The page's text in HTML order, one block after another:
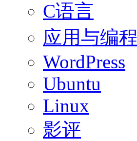
C语言
应用与编程
WordPress
Ubuntu
Linux
影评